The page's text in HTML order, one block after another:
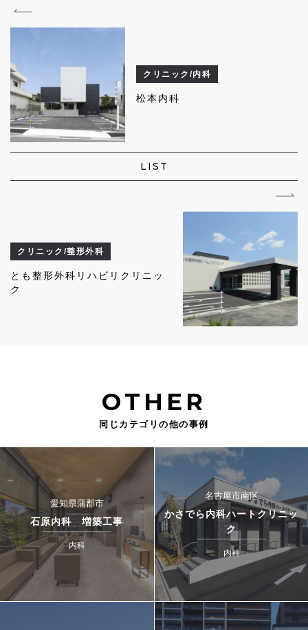
クリニック/内科
松本内科
LIST
クリニック/整形外科
とも整形外科リハビリクリニッ
ク
OTHER
同じカテゴリの他の事例
愛知県蒲郡市
石原内科 増築工事
内科
名古屋市南区
かさでら内科ハートクリニッ
ク
内科